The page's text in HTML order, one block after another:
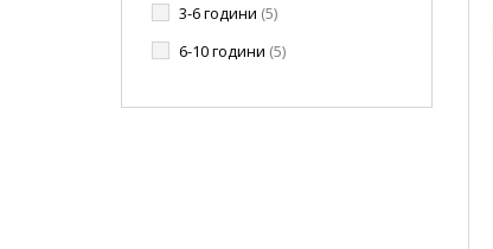
3-6 години (5)
6-10 години (5)